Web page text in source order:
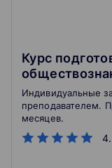
Курс
Индивидуальные
преподавателем.
месяцев.